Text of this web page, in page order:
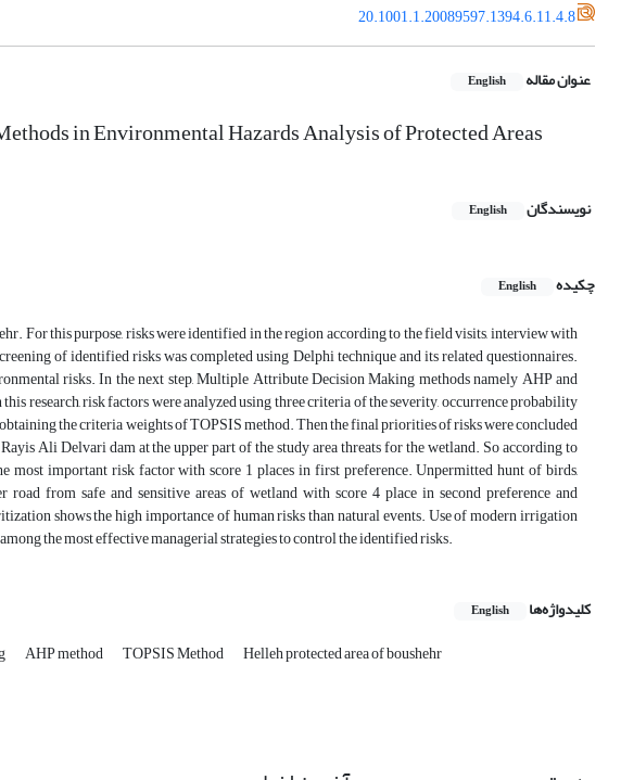
20.1001.1.20089597.1394.6.11.4.8
عنوان مقاله English
in Environmental Hazards Analysis of Protected Areas
نویسندگان English
چکیده English
For this purpose, risks were identified in the region according to the field visits, interview with
of identified risks was completed using Delphi technique and its related questionnaires.
risks. In the next step, Multiple Attribute Decision Making methods namely AHP and
research, risk factors were analyzed using three criteria of the severity, occurrence probability
the criteria weights of TOPSIS method. Then the final priorities of risks were concluded
Ali Delvari dam at the upper part of the study area threats for the wetland. So according to
important risk factor with score 1 places in first preference. Unpermitted hunt of birds,
from safe and sensitive areas of wetland with score 4 place in second preference and
shows the high importance of human risks than natural events. Use of modern irrigation
the most effective managerial strategies to control the identified risks.
کلیدواژه‌ها English
AHP method TOPSIS Method Helleh protected area of boushehr